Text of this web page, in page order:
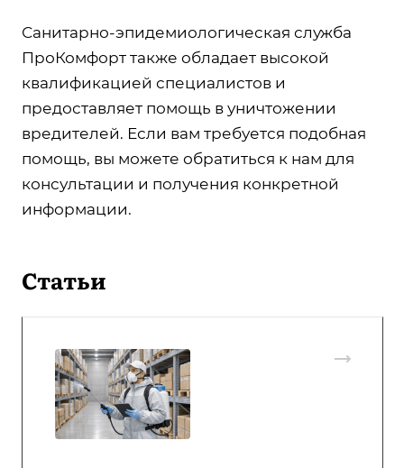
Санитарно-эпидемиологическая служба
ПроКомфорт также обладает высокой
квалификацией специалистов и
предоставляет помощь в уничтожении
вредителей. Если вам требуется подобная
помощь, вы можете обратиться к нам для
консультации и получения конкретной
информации.
Статьи